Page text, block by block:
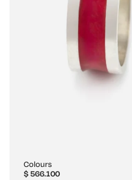
Colours
$566.100